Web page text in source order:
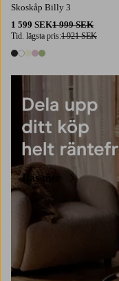
Skoskåp Billy 3
1 599 SEK1 999 SEK
Tid. lägsta pris:1 921 SEK
5 färger
Läs mer